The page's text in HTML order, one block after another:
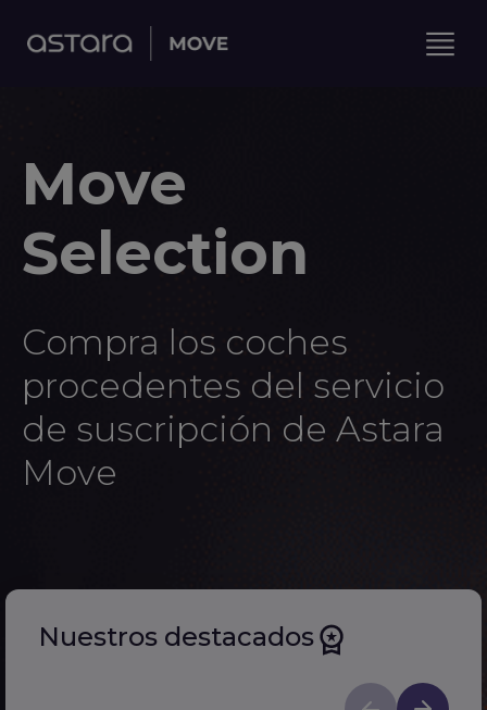
Move
Selection
Compra los coches
procedentes del servicio
de suscripción de Astara
Move
Nuestros destacados